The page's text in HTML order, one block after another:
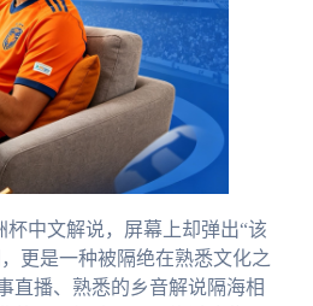
中文解说，屏幕上却弹出“该
更是一种被隔绝在熟悉文化之
直播、熟悉的乡音解说隔海相